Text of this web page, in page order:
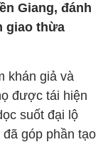
Giang, đánh
giao thừa
khán giả và
được tái hiện
suốt đại lộ
góp phần tạo